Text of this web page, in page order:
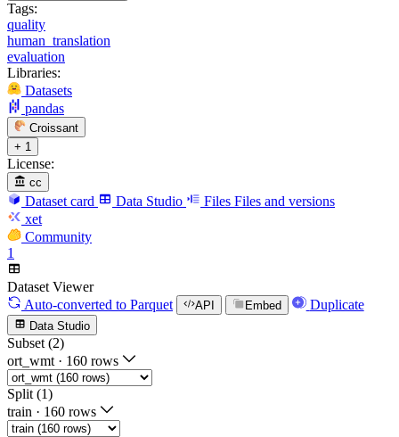
Tags:
quality
human_translation
evaluation
Libraries:
Datasets
pandas
Croissant
+ 1
License:
cc
Dataset card Data Studio Files Files and versions
xet
Community
1
Dataset Viewer
Auto-converted to Parquet API Embed Duplicate
Data Studio
Subset (2)
ort_wmt · 160 rows
Split (1)
train · 160 rows